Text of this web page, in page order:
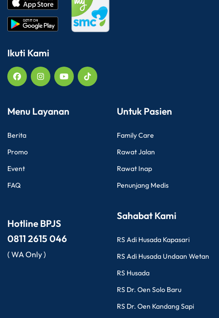
Ikuti Kami
Menu Layanan
Berita
Promo
Event
FAQ
Untuk Pasien
Family Care
Rawat Jalan
Rawat Inap
Penunjang Medis
Hotline BPJS
0811 2615 046
( WA Only )
Sahabat Kami
RS Adi Husada Kapasari
RS Adi Husada Undaan Wetan
RS Husada
RS Dr. Oen Solo Baru
RS Dr. Oen Kandang Sapi